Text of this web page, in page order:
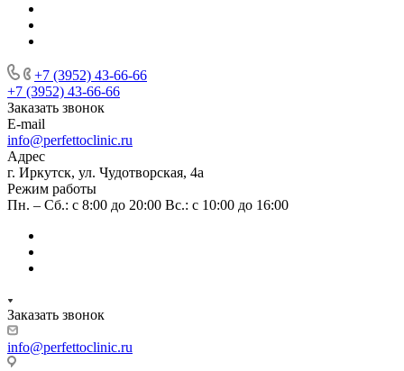
+7 (3952) 43-66-66
+7 (3952) 43-66-66
Заказать звонок
E-mail
info@perfettoclinic.ru
Адрес
г. Иркутск, ул. Чудотворская, 4а
Режим работы
Пн. – Сб.: с 8:00 до 20:00 Вс.: с 10:00 до 16:00
Заказать звонок
info@perfettoclinic.ru